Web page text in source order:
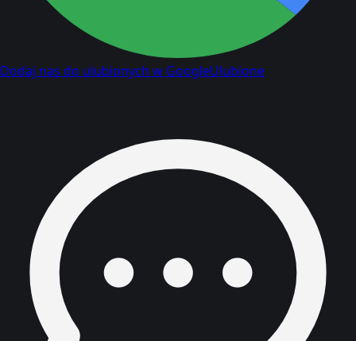
Dodaj nas do ulubionych w GoogleUlubione